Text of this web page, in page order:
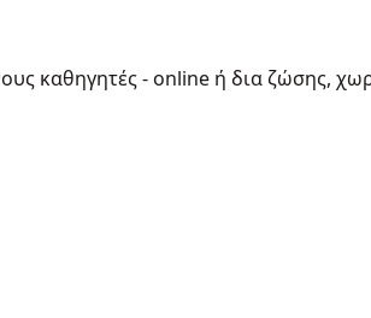
καθηγητές - online ή δια ζώσης,